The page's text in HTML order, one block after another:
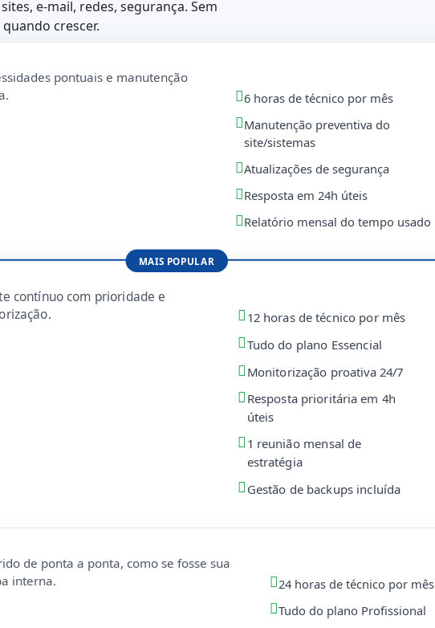
e-mail, redes, segurança. Sem
crescer.
pontuais e manutenção
6 horas de técnico por mês
Manutenção preventiva do
site/sistemas
Atualizações de segurança
Resposta em 24h úteis
Relatório mensal do tempo usado
MAIS POPULAR
contínuo com prioridade e
12 horas de técnico por mês
Tudo do plano Essencial
Monitorização proativa 24/7
Resposta prioritária em 4h
úteis
1 reunião mensal de
estratégia
Gestão de backups incluída
de ponta a ponta, como se fosse sua
interna.
24 horas de técnico por mês
Tudo do plano Profissional